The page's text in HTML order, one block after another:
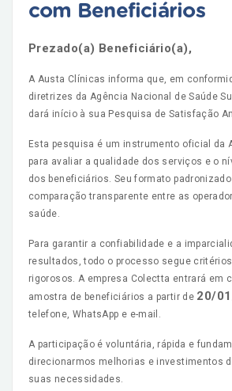
com Beneficiários
Prezado(a) Beneficiário(a),
A Austa Clínicas informa que, em
diretrizes da Agência Nacional de Saúde
dará início à sua Pesquisa de Satisfação
Esta pesquisa é um instrumento oficial da
para avaliar a qualidade dos serviços e o
dos beneficiários. Seu formato
comparação transparente entre as
saúde.
Para garantir a confiabilidade e a
resultados, todo o processo segue
rigorosos. A empresa Colectta entrará em
amostra de beneficiários a partir de 20/
telefone, WhatsApp e e-mail.
A participação é voluntária, rápida e
direcionarmos melhorias e investimentos
suas necessidades.